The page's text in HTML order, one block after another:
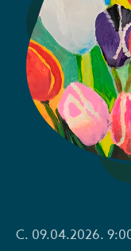
C. 09.04.2026.